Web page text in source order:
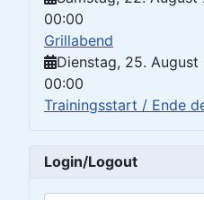
00:00
Grillabend
Dienstag, 25. August
00:00
Trainingsstart / Ende
Login/Logout